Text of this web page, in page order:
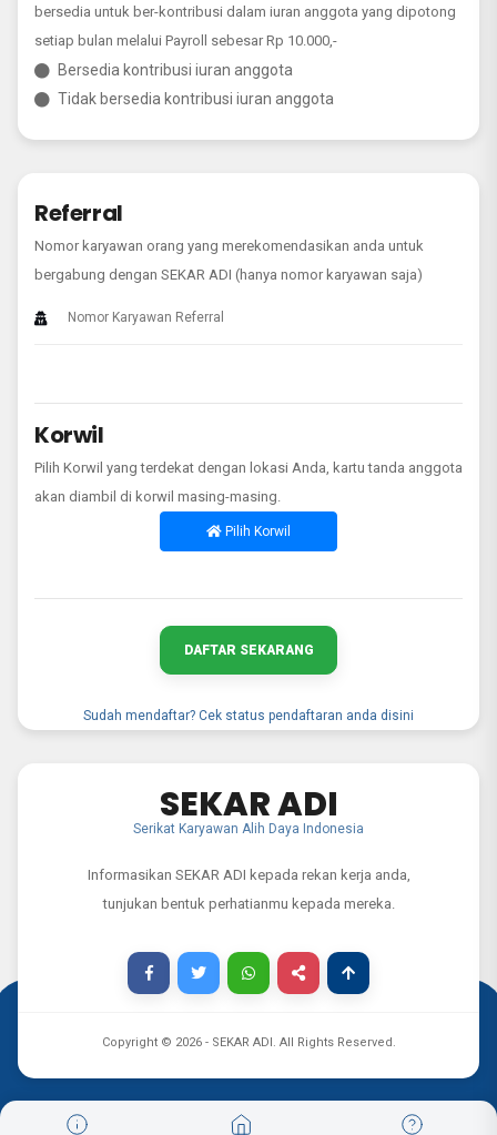
bersedia untuk ber-kontribusi dalam iuran anggota yang dipotong
setiap bulan melalui Payroll sebesar Rp 10.000,-
Bersedia kontribusi iuran anggota
Tidak bersedia kontribusi iuran anggota
Referral
Nomor karyawan orang yang merekomendasikan anda untuk
bergabung dengan SEKAR ADI (hanya nomor karyawan saja)
Korwil
Pilih Korwil yang terdekat dengan lokasi Anda, kartu tanda anggota
akan diambil di korwil masing-masing.
Pilih Korwil
DAFTAR SEKARANG
Sudah mendaftar? Cek status pendaftaran anda disini
SEKAR ADI
Serikat Karyawan Alih Daya Indonesia
Informasikan SEKAR ADI kepada rekan kerja anda,
tunjukan bentuk perhatianmu kepada mereka.
Copyright © 2026- SEKAR ADI. All Rights Reserved.